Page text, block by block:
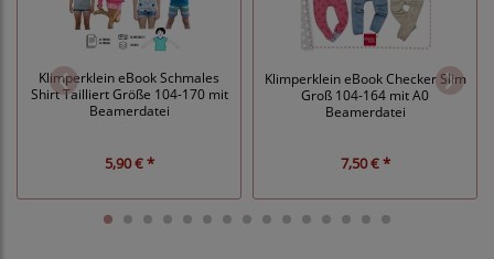
Klimperklein eBook Schmales
Shirt Tailliert Größe 104-170 mit
Beamerdatei
5,90 € *
Klimperklein eBook Checker Slim
Groß 104-164 mit A0
Beamerdatei
7,50 € *